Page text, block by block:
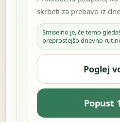
skrbeti za prebavo iz
Smiselno je, če temo
preprostejšo dnevno
Poglej
Popust